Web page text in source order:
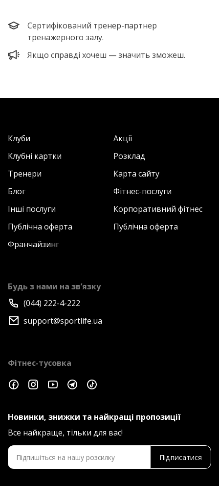
Сертифікований тренер-партнер
тренажерного залу.
Якщо справді хочеш — значить зможеш.
Клуби
Акції
Клубні картки
Розклад
Тренери
Карта сайту
Блог
Фітнес-послуги
Інші послуги
Корпоративний фітнес
Публічна оферта
Публічна оферта
Франчайзинг
Будь з нами на зв’язку
(044) 222-4-222
support@sportlife.ua
Фітнес-тусовка
Новинки, знижки та найкращі пропозиції
Все найкраще, тільки для вас!
Підписатися